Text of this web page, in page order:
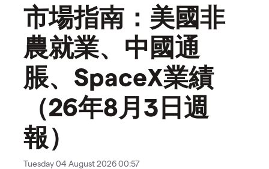
市場指南：美國非
農就業、中國通
脹、SpaceX業績
（26年8月3日週
報）
Tuesday 04 August 2026 00:57